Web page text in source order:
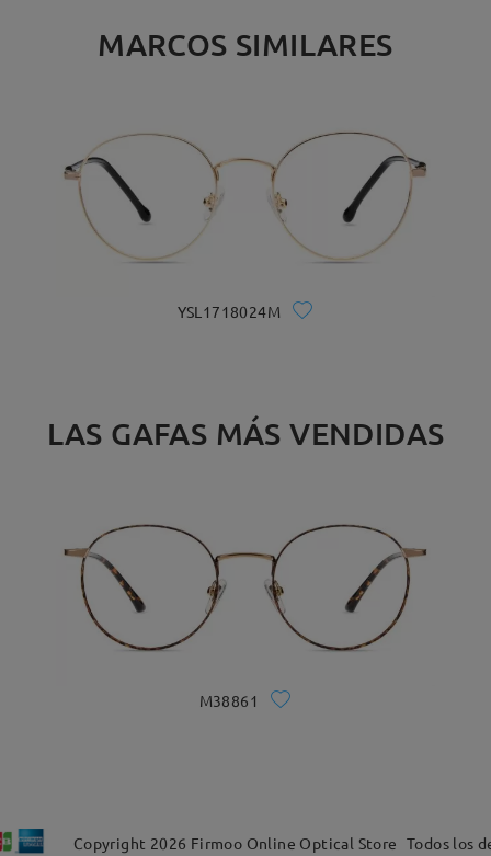
MARCOS SIMILARES
YSL1718024M
LAS GAFAS MÁS VENDIDAS
M38861
Copyright 2026 Firmoo Online Optical Store Todos los